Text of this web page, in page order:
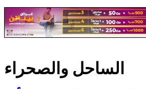
الساحل والصحراء